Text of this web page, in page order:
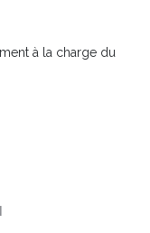
à la charge du